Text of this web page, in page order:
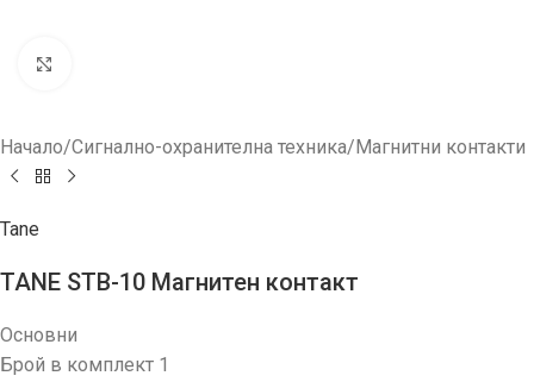
Начало/Сигнално-охранителна техника/Магнитни контакти
Tane
TANE STB-10 Магнитен контакт
Основни
Брой в комплект 1